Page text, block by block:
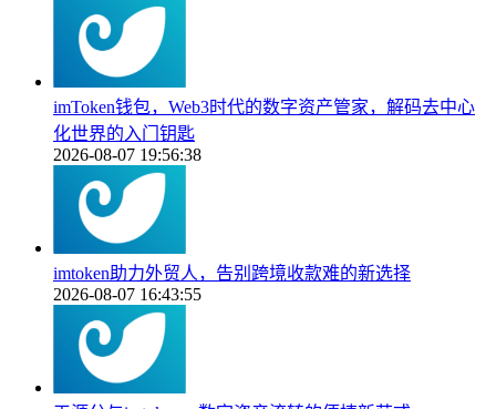
imToken钱包，Web3时代的数字资产管家，解码去中心
化世界的入门钥匙
2026-08-07 19:56:38
imtoken助力外贸人，告别跨境收款难的新选择
2026-08-07 16:43:55